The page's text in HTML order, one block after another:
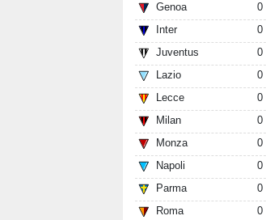
Genoa
0
Inter
0
Juventus
0
Lazio
0
Lecce
0
Milan
0
Monza
0
Napoli
0
Parma
0
Roma
0